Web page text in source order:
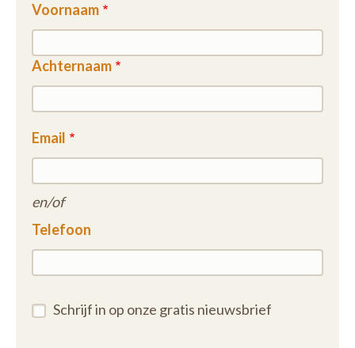
Voornaam
Achternaam
Email
en/of
Telefoon
Schrijf in op onze gratis nieuwsbrief